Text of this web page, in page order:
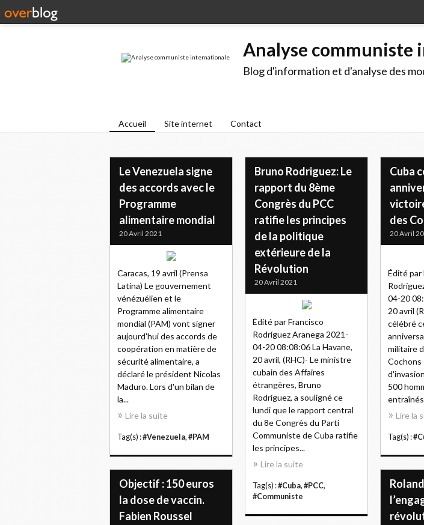
Analyse communiste
Blog d'information et d'analyse des
Accueil Site internet Contact
Le Venezuela signe
des accords avec le
Programme
alimentaire mondial
20 Avril 2021
Caracas, 19 avril (Prensa
Latina) Le gouvernement
vénézuélien et le
Programme alimentaire
mondial (PAM) vont signer
aujourd'hui des accords de
coopération en matière de
sécurité alimentaire, a
déclaré le président Nicolas
Maduro. Lors d'un bilan de
la...
Lire la suite
Tag(s) :#Venezuela, #PAM
Bruno Rodriguez: Le
rapport du 8ème
Congrès du PCC
ratifie les principes
de la politique
extérieure de la
Révolution
20 Avril 2021
Édité par Francisco
Rodríguez Aranega 2021-
04-20 08:08:06 La Havane,
20 avril, (RHC)- Le ministre
cubain des Affaires
étrangères, Bruno
Rodríguez, a souligné ce
lundi que le rapport central
du 8e Congrès du Parti
Communiste de Cuba ratifie
les principes...
Lire la suite
Tag(s) :#Cuba, #PCC,
#Communiste
Cuba
des
20 Avril
Édité par
04-20
20 avril
célébré
militaire
Cochons
500
Lire la
Tag(s) :
Objectif : 150 euros
la dose de vaccin.
Fabien Roussel